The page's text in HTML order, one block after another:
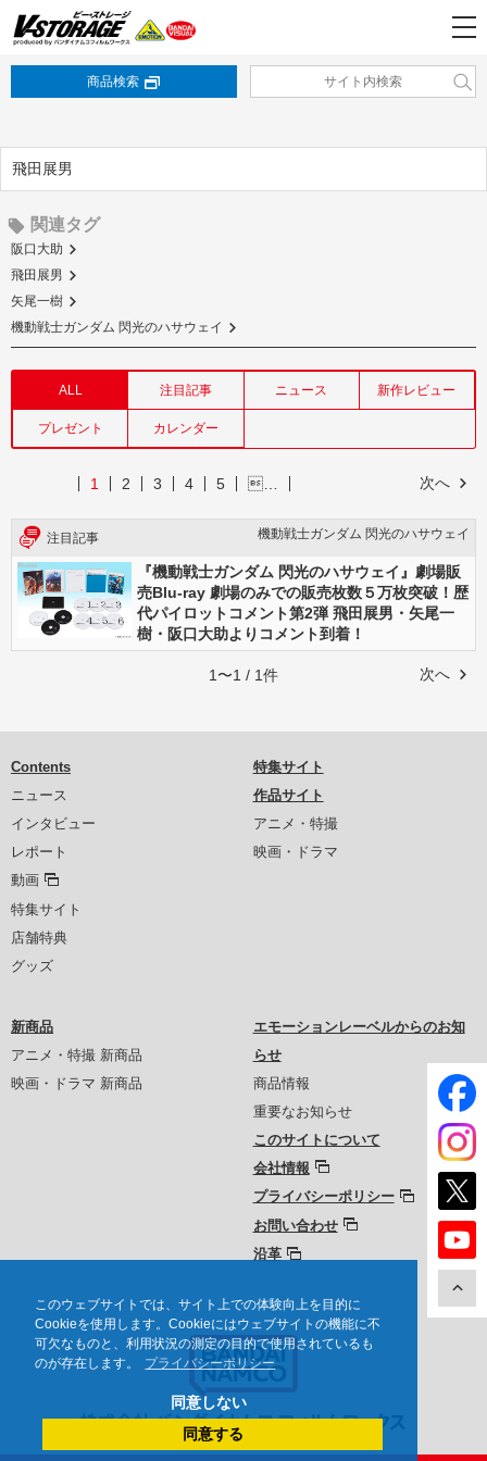
このウェブサイトでは、サイト上での体験向上を目的に
Cookieを使用します。Cookieにはウェブサイトの機能に不
可欠なものと、利用状況の測定の目的で使用されているも
のが存在します。
プライバシーポリシー
同意しない
同意する
商品検索
飛田展男
関連タグ
阪口大助
飛田展男
矢尾一樹
機動戦士ガンダム 閃光のハサウェイ
ALL 注目記事 ニュース 新作レビュー
プレゼント カレンダー
次へ
1 2 3 4 5 …
注目記事 機動戦士ガンダム 閃光のハサウェイ
『機動戦士ガンダム 閃光のハサウェイ』劇場販
売Blu-ray 劇場のみでの販売枚数５万枚突破！歴
代パイロットコメント第2弾 飛田展男・矢尾一
樹・阪口大助よりコメント到着！
次へ
1〜1 / 1件
Contents
ニュース
インタビュー
レポート
動画
特集サイト
店舗特典
グッズ
特集サイト
作品サイト
アニメ・特撮
映画・ドラマ
新商品
アニメ・特撮 新商品
映画・ドラマ 新商品
エモーションレーベルからのお知
らせ
商品情報
重要なお知らせ
このサイトについて
会社情報
プライバシーポリシー
お問い合わせ
沿革